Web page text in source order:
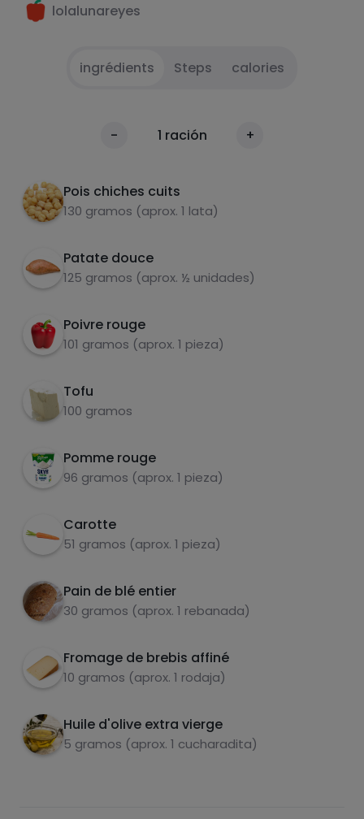
lolalunareyes
ingrédients Steps calories
- 1 ración +
Pois chiches cuits
130 gramos (aprox. 1 lata)
Patate douce
125 gramos (aprox. ½ unidades)
Poivre rouge
101 gramos (aprox. 1 pieza)
Tofu
100 gramos
Pomme rouge
96 gramos (aprox. 1 pieza)
Carotte
51 gramos (aprox. 1 pieza)
Pain de blé entier
30 gramos (aprox. 1 rebanada)
Fromage de brebis affiné
10 gramos (aprox. 1 rodaja)
Huile d'olive extra vierge
5 gramos (aprox. 1 cucharadita)
Faire rôtir la patate douce et, pendant ce
temps, faire cuire les poivrons, ajouter le tofu
carbohydrates protéines
sucres
graisses
Hazte PLUS para ver la información nutricional